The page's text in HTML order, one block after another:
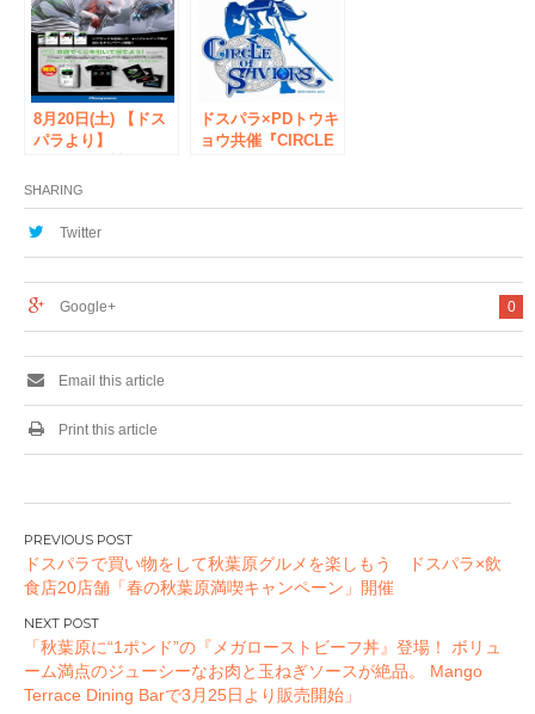
(金)22：00ドスパラ
秋葉原本店にて抽選
会
8月20日(土) 【ドス
パラより】
新ブランド『THE
GUARDIAN
SERIES』発売記念
ドスパラ×PDトウキ
ョウ共催『CIRCLE
パラ秋葉原本店で10
SHARING
Twitter
0
Google+
Email this article
Print this article
投
稿
ナ
ビ
ゲ
ー
ドスパラで買い物をして秋葉原グルメを楽しもう ドスパラ×飲
食店20店舗「春の秋葉原満喫キャンペーン」開催
「秋葉原に“1ポンド”の『メガローストビーフ丼』登場！ ボリュ
ーム満点のジューシーなお肉と玉ねぎソースが絶品。 Mango
Terrace Dining Barで3月25日より販売開始」